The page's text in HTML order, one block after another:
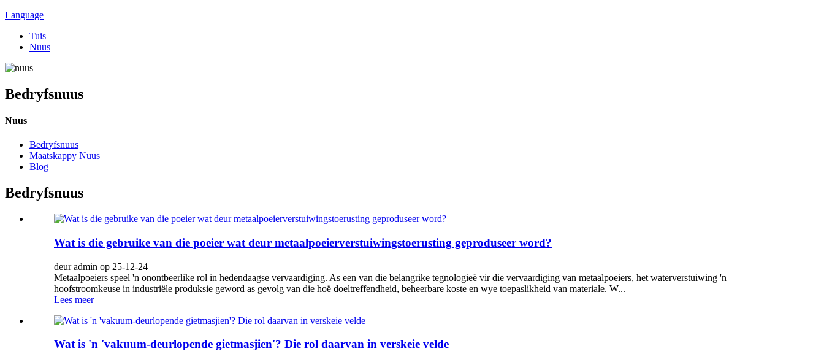
Language
Tuis
Nuus
Bedryfsnuus
Nuus
Bedryfsnuus
Maatskappy Nuus
Blog
Bedryfsnuus
Wat is die gebruike van die poeier wat deur metaalpoeierverstuiwingstoerusting geproduseer word?
deur admin op 25-12-24
Metaalpoeiers speel 'n onontbeerlike rol in hedendaagse vervaardiging. As een van die belangrike tegnologieë vir die vervaardiging van metaalpoeiers, het waterverstuiwing 'n
hoofstroomkeuse in industriële produksie geword as gevolg van die hoë doeltreffendheid, beheerbare koste en wye toepaslikheid van materiale. W...
Lees meer
Wat is 'n 'vakuum-deurlopende gietmasjien'? Die rol daarvan in verskeie velde